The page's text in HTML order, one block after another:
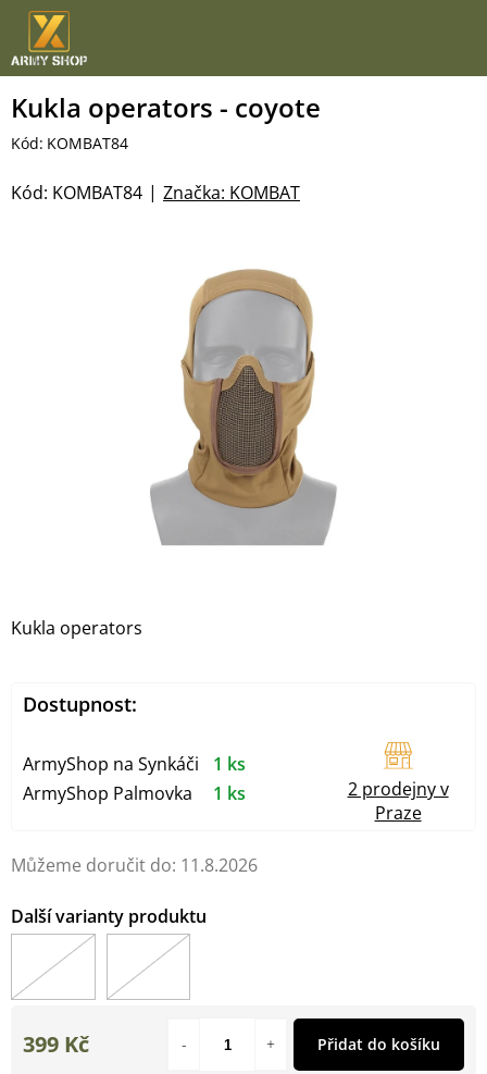
Přejít
obsah
Kukla operators - coyote
Kód: KOMBAT84
Značka: KOMBAT
Kód: KOMBAT84
Můžeme doručit do: 11.8.2026
Kukla operators
399 Kč Přidat do košíku
Dostupnost:
ArmyShop na Synkáči
1 ks
ArmyShop Palmovka
1 ks
2 prodejny v
Praze